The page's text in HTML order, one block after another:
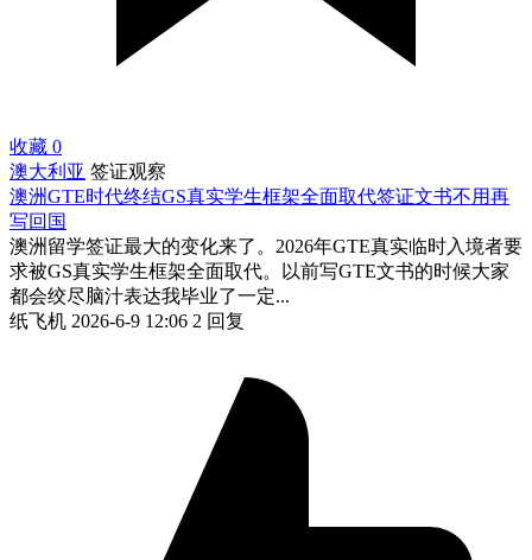
收藏 0
澳大利亚 签证观察
澳洲GTE时代终结GS真实学生框架全面取代签证文书不用再
写回国
澳洲留学签证最大的变化来了。2026年GTE真实临时入境者要
求被GS真实学生框架全面取代。以前写GTE文书的时候大家
都会绞尽脑汁表达我毕业了一定...
纸飞机 2026-6-9 12:06 2 回复